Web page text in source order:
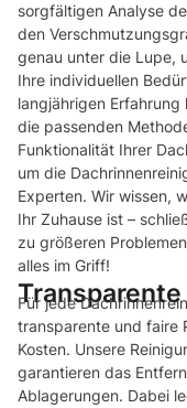
sorgfältigen Analyse
den
genau unter die Lupe,
Ihre individuellen
langjährigen
die passenden
Funktionalität Ihrer
um die
Experten. Wir wissen,
Ihr Zuhause ist –
zu größeren
alles im Griff!
Für jede
transparente und faire
Kosten. Unsere
garantieren das
Ablagerungen. Dabei